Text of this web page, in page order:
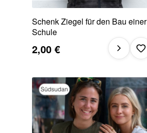
Schenk Ziegel für den Bau einer
Schule
2,00 €